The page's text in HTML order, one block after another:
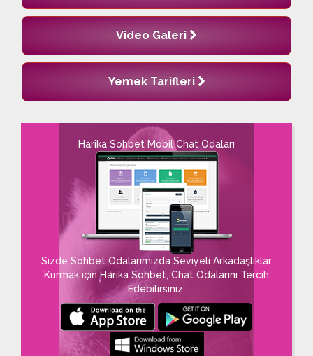
Video Galeri
Yemek Tarifleri
Harika Sohbet Mobil Chat Odaları
Sizde Sohbet Odalarımızda Seviyeli Arkadaşlıklar
Kurmak için Harika Sohbet, Chat Odalarını Tercih
Edebilirsiniz.